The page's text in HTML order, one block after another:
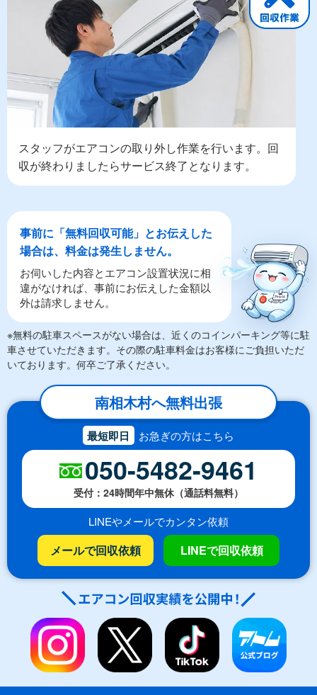
スタッフがエアコンの取り外し作業を行います。回
収が終わりましたらサービス終了となります。
事前に「無料回収可能」とお伝えした
場合は、料金は発生しません。
お伺いした内容とエアコン設置状況に相
違がなければ、事前にお伝えした金額以
外は請求しません。
※無料の駐車スペースがない場合は、近くのコインパーキング等に駐
車させていただきます。その際の駐車料金はお客様にご負担いただ
いております。何卒ご了承ください。
南相木村へ無料出張
最短即日 お急ぎの方はこちら
050-5482-9461
受付：24時間年中無休（通話料無料）
LINEやメールでカンタン依頼
メールで回収依頼 LINEで回収依頼